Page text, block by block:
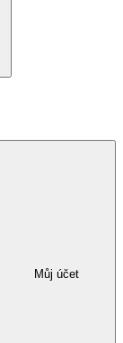
Můj účet